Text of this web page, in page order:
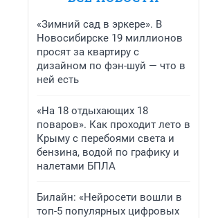
«Зимний сад в эркере». В
Новосибирске 19 миллионов
просят за квартиру с
дизайном по фэн-шуй — что в
ней есть
«На 18 отдыхающих 18
поваров». Как проходит лето в
Крыму с перебоями света и
бензина, водой по графику и
налетами БПЛА
Билайн: «Нейросети вошли в
топ-5 популярных цифровых